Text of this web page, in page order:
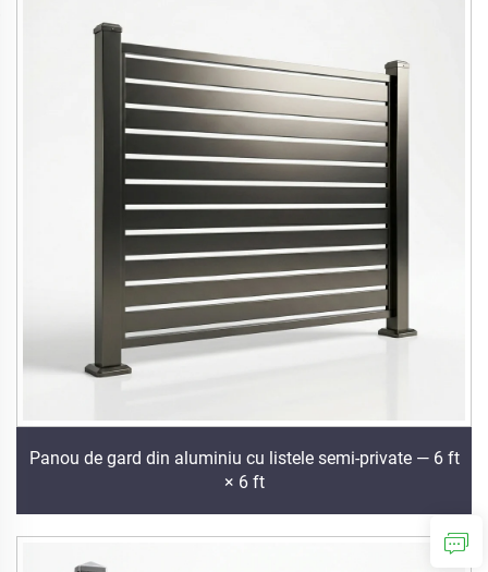
Panou de gard din aluminiu cu listele semi-private — 6 ft
× 6 ft